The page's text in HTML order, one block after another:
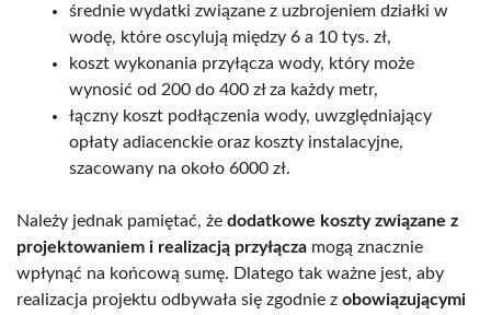
średnie wydatki związane z uzbrojeniem działki w
wodę, które oscylują między 6 a 10 tys. zł,
koszt wykonania przyłącza wody, który może
wynosić od 200 do 400 zł za każdy metr,
łączny koszt podłączenia wody, uwzględniający
opłaty adiacenckie oraz koszty instalacyjne,
szacowany na około 6000 zł.
Należy jednak pamiętać, że dodatkowe koszty związane z
projektowaniem i realizacją przyłącza mogą znacznie
wpłynąć na końcową sumę. Dlatego tak ważne jest, aby
realizacja projektu odbywała się zgodnie z obowiązującymi